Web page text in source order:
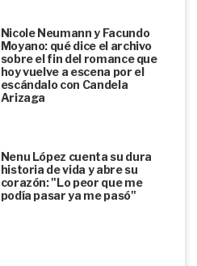
Nicole Neumann y Facundo
Moyano: qué dice el archivo
sobre el fin del romance que
hoy vuelve a escena por el
escándalo con Candela
Arizaga
Nenu López cuenta su dura
historia de vida y abre su
corazón: "Lo peor que me
podía pasar ya me pasó"